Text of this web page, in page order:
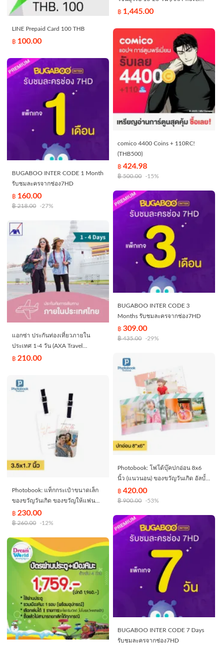
LINE Prepaid Card 100 THB
฿ 100.00
BUGABOO INTER CODE 1 Month
รับชมละครจากช่อง7HD
฿ 160.00
฿218.00 -27%
แอกซ่า ประกันท่องเที่ยวภายใน
ประเทศ 1-4 วัน (AXA Travel
Insurance - Domestic 1-4 days)
฿ 210.00
Photobook: แท็กกระเป๋าขนาดเล็ก
ของขวัญวันเกิด ของขวัญให้แฟน
แต่งเองด้วยรูปของคุณ
฿ 230.00
฿260.00 -12%
Insurance - Europe 16-20 days)
฿ 1,445.00
comico 4400 Coins + 110RC!
(THB500)
฿424.98
฿500.00 -15%
BUGABOO INTER CODE 3
Months รับชมละครจากช่อง7HD
฿309.00
฿435.00 -29%
Photobook: โฟโต้บุ๊คปกอ่อน 8x6
นิ้ว (แนวนอน) ของขวัญวันเกิด อัลบั้ม
รูป ของเล่นเด็ก มีธีมให้เลือก, 40 หน้า
฿420.00
฿900.00 -53%
BUGABOO INTER CODE 7 Days
รับชมละครจากช่อง7HD